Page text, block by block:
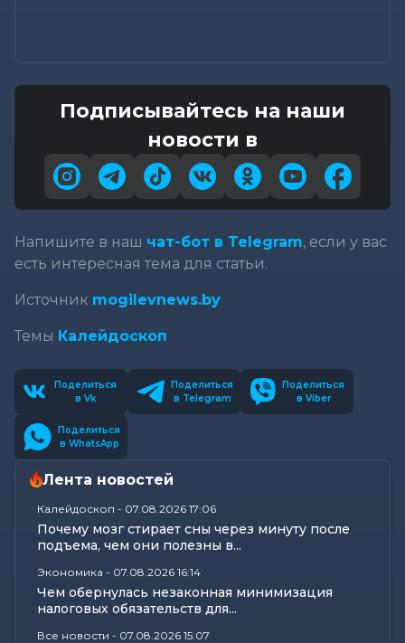
Подписывайтесь на наши
новости в
Напишите в наш чат-бот в Telegram, если у вас
есть интересная тема для статьи.
Источник mogilevnews.by
Темы Калейдоскоп
Поделиться
в Vk
Поделиться
в Telegram
Поделиться
в Viber
Поделиться
в WhatsApp
Лента новостей
Калейдоскоп - 07.08.2026 17:06
Почему мозг стирает сны через минуту после
подъема, чем они полезны в...
Экономика - 07.08.2026 16:14
Чем обернулась незаконная минимизация
налоговых обязательств для...
Все новости - 07.08.2026 15:07